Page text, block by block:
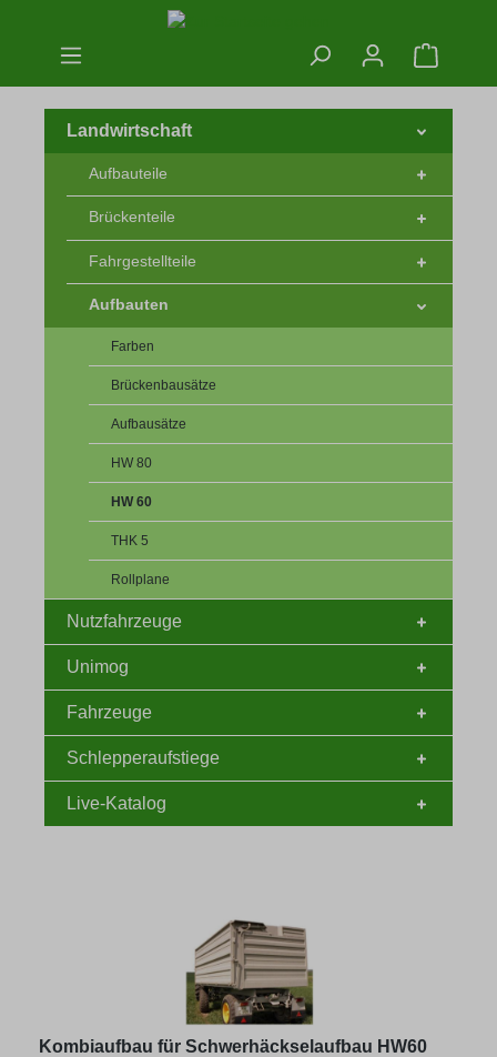
Zum Hauptinhalt springen
Landwirtschaft
Aufbauteile
Brückenteile
Fahrgestellteile
Aufbauten
Farben
Brückenbausätze
Aufbausätze
HW 80
HW 60
THK 5
Rollplane
Nutzfahrzeuge
Unimog
Fahrzeuge
Schlepperaufstiege
Live-Katalog
Kombiaufbau für Schwerhäckselaufbau HW60